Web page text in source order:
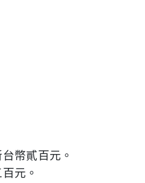
幣貳百元。
元。